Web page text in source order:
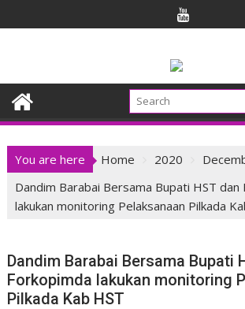
to
You are here Home 2020
Dandim Barabai Bersama Bupati HST dan
lakukan monitoring Pelaksanaan Pilkada
Dandim Barabai Bersama Bupati
Forkopimda lakukan monitoring
Pilkada Kab HST